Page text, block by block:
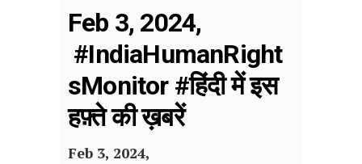
Feb 3, 2024,
#IndiaHumanRight
sMonitor #हिंदी में इस
हफ़्ते की ख़बरें
Feb 3, 2024,